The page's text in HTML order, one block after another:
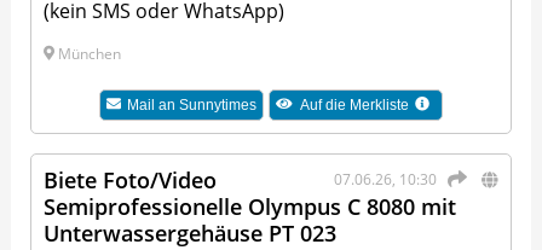
(kein SMS oder WhatsApp)
München
Mail anSunnytimes Auf die Merkliste
07.06.26, 10:30
Biete Foto/Video
Semiprofessionelle Olympus C 8080 mit
Unterwassergehäuse PT 023